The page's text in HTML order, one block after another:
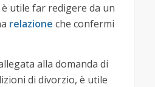
utile far redigere da un
relazione che confermi
alla domanda di
di divorzio, è utile